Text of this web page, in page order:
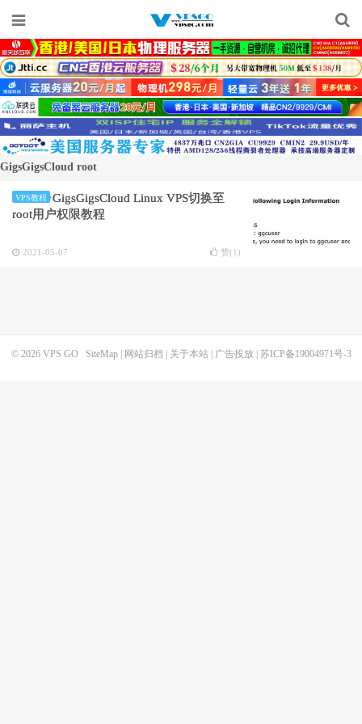
GigsGigsCloud root
VPS教程
GigsGigsCloud Linux VPS切换至
root用户权限教程
2021-05-07 赞(1 )
© 2026 VPS GO SiteMap| 网站归档 关于本站| 广告投放| 苏ICP备19004971号-3